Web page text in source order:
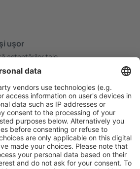
uşor
aşteptărilor tale.
griji cu opțiune gratuită de anulare.
mai mult
și oferte speciale pentru utilizatorii